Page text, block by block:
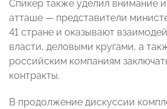
Спикер также уделил внимание
атташе — представители
41 стране и оказывают
власти, деловыми кругами, а
российским компаниям
контракты.
В продолжение дискуссии